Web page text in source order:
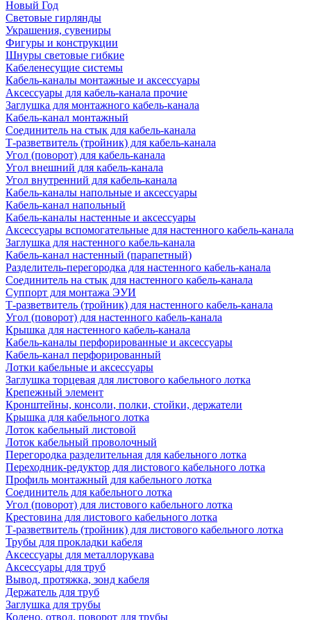
Новый Год
Световые гирлянды
Украшения, сувениры
Фигуры и конструкции
Шнуры световые гибкие
Кабеленесущие системы
Кабель-каналы монтажные и аксессуары
Аксессуары для кабель-канала прочие
Заглушка для монтажного кабель-канала
Кабель-канал монтажный
Соединитель на стык для кабель-канала
Т-разветвитель (тройник) для кабель-канала
Угол (поворот) для кабель-канала
Угол внешний для кабель-канала
Угол внутренний для кабель-канала
Кабель-каналы напольные и аксессуары
Кабель-канал напольный
Кабель-каналы настенные и аксессуары
Аксессуары вспомогательные для настенного кабель-канала
Заглушка для настенного кабель-канала
Кабель-канал настенный (парапетный)
Разделитель-перегородка для настенного кабель-канала
Соединитель на стык для настенного кабель-канала
Суппорт для монтажа ЭУИ
Т-разветвитель (тройник) для настенного кабель-канала
Угол (поворот) для настенного кабель-канала
Крышка для настенного кабель-канала
Кабель-каналы перфорированные и аксессуары
Кабель-канал перфорированный
Лотки кабельные и аксессуары
Заглушка торцевая для листового кабельного лотка
Крепежный элемент
Кронштейны, консоли, полки, стойки, держатели
Крышка для кабельного лотка
Лоток кабельный листовой
Лоток кабельный проволочный
Перегородка разделительная для кабельного лотка
Переходник-редуктор для листового кабельного лотка
Профиль монтажный для кабельного лотка
Соединитель для кабельного лотка
Угол (поворот) для листового кабельного лотка
Крестовина для листового кабельного лотка
Т-разветвитель (тройник) для листового кабельного лотка
Трубы для прокладки кабеля
Аксессуары для металлорукава
Аксессуары для труб
Вывод, протяжка, зонд кабеля
Держатель для труб
Заглушка для трубы
Колено, отвод, поворот для трубы